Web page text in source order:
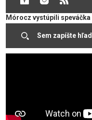
Mórocz vystúpili
spevácky zbor Zengő pod